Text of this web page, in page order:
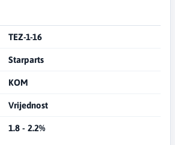
TEZ-1-16
Starparts
KOM
Vrijednost
1.8 - 2.2%